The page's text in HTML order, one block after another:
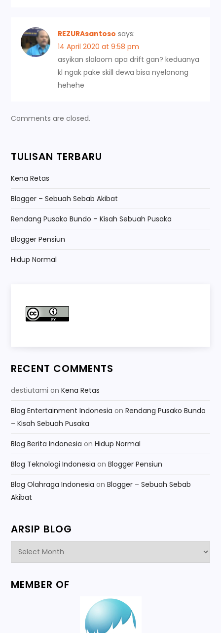
REZURAsantoso says:
14 April 2020 at 9:58 pm
asyikan slalaom apa drift gan? keduanya
kl ngak pake skill dewa bisa nyelonong
hehehe
Comments are closed.
TULISAN TERBARU
Kena Retas
Blogger – Sebuah Sebab Akibat
Rendang Pusako Bundo – Kisah Sebuah Pusaka
Blogger Pensiun
Hidup Normal
RECENT COMMENTS
destiutami onKena Retas
Blog Entertainment Indonesia onRendang Pusako Bundo
– Kisah Sebuah Pusaka
Blog Berita Indonesia onHidup Normal
Blog Teknologi Indonesia onBlogger Pensiun
Blog Olahraga Indonesia onBlogger – Sebuah Sebab
Akibat
ARSIP BLOG
Arsip
MEMBER OF